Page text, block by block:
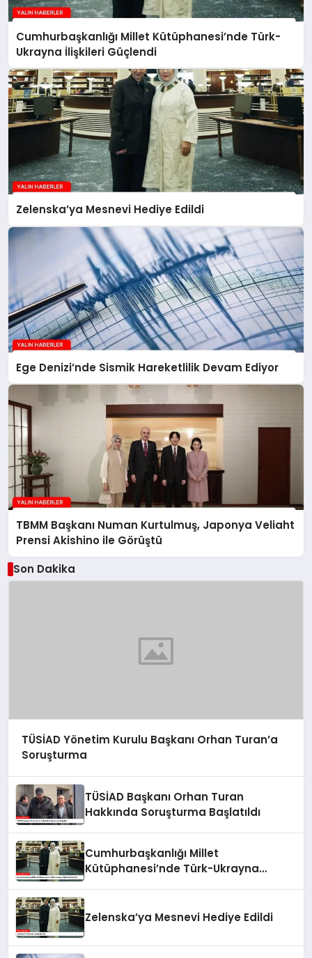
Cumhurbaşkanlığı Millet Kütüphanesi’nde Türk-
Ukrayna İlişkileri Güçlendi
Zelenska’ya Mesnevi Hediye Edildi
Ege Denizi’nde Sismik Hareketlilik Devam Ediyor
TBMM Başkanı Numan Kurtulmuş, Japonya Veliaht
Prensi Akishino ile Görüştü
Son Dakika
TÜSİAD Yönetim Kurulu Başkanı Orhan Turan’a
Soruşturma
TÜSİAD Başkanı Orhan Turan
Hakkında Soruşturma Başlatıldı
Cumhurbaşkanlığı Millet
Kütüphanesi’nde Türk-Ukrayna
Zelenska’ya Mesnevi Hediye Edildi